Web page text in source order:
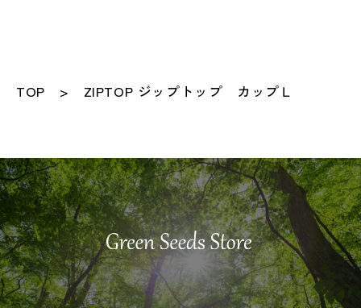
TOP ZIPTOP ジップトップ カップＬ